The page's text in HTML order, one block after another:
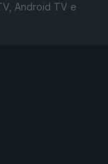
Android TV e